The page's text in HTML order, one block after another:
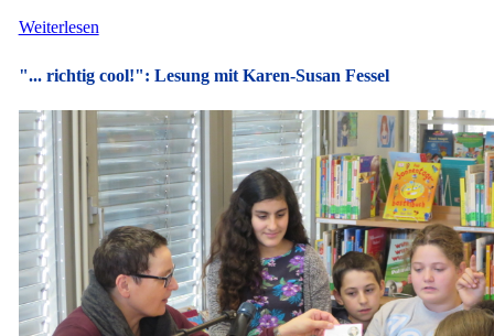
Weiterlesen
"... richtig cool!": Lesung mit Karen-Susan Fessel